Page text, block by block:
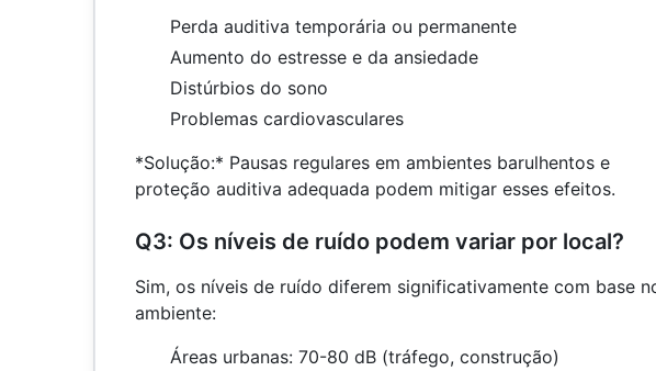
Perda auditiva temporária ou permanente
Aumento do estresse e da ansiedade
Distúrbios do sono
Problemas cardiovasculares
*Solução:* Pausas regulares em ambientes barulhentos e
proteção auditiva adequada podem mitigar esses efeitos.
Q3: Os níveis de ruído podem variar por local?
Sim, os níveis de ruído diferem significativamente com base
ambiente:
Áreas urbanas: 70-80 dB (tráfego, construção)